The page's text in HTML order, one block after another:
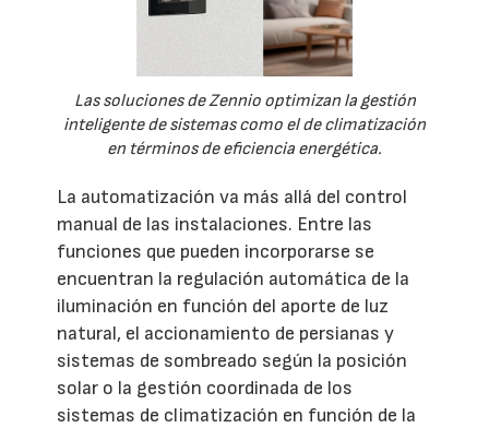
Las soluciones de Zennio optimizan la gestión
inteligente de sistemas como el de climatización
en términos de eficiencia energética.
La automatización va más allá del control
manual de las instalaciones. Entre las
funciones que pueden incorporarse se
encuentran la regulación automática de la
iluminación en función del aporte de luz
natural, el accionamiento de persianas y
sistemas de sombreado según la posición
solar o la gestión coordinada de los
sistemas de climatización en función de la